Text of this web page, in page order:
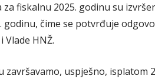
fiskalnu 2025. godinu su
godinu, čime se potvrđuje
HNŽ.
završavamo, uspješno,